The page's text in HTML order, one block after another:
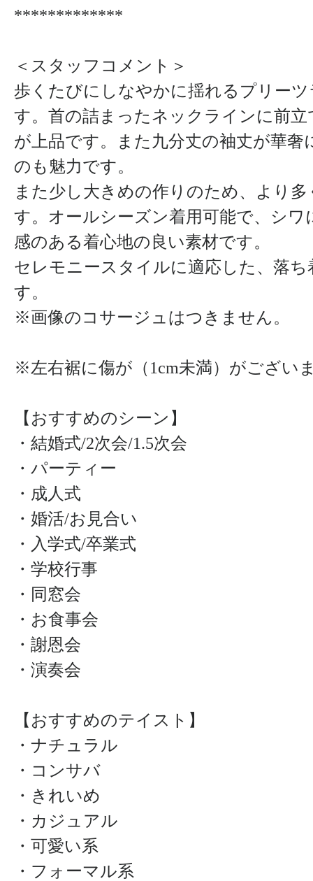
*************
＜スタッフコメント＞
歩くたびにしなやかに揺れるプリー
す。首の詰まったネックラインに前
が上品です。また九分丈の袖丈が華奢
のも魅力です。
また少し大きめの作りのため、より
す。オールシーズン着用可能で、シ
感のある着心地の良い素材です。
セレモニースタイルに適応した、落
す。
※画像のコサージュはつきません。
※左右裾に傷が（1cm未満）がござい
【おすすめのシーン】
・結婚式/2次会/1.5次会
・パーティー
・成人式
・婚活/お見合い
・入学式/卒業式
・学校行事
・同窓会
・お食事会
・謝恩会
・演奏会
【おすすめのテイスト】
・ナチュラル
・コンサバ
・きれいめ
・カジュアル
・可愛い系
・フォーマル系